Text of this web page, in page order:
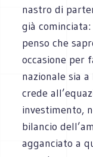
nastro di
già
penso che
occasione per
nazionale sia
crede
investimento,
bilancio
agganciato a